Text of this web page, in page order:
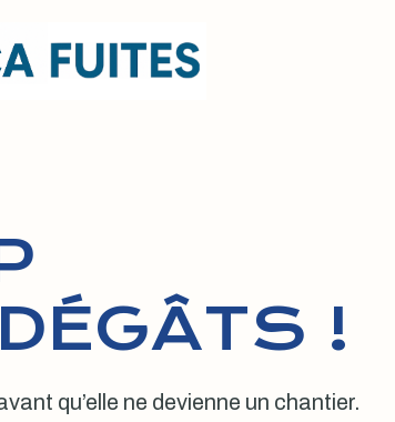
!
qu’elle ne devienne un chantier.